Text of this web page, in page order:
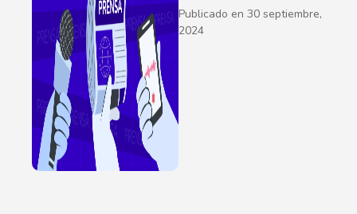
Publicado en 30 septiembre,
2024